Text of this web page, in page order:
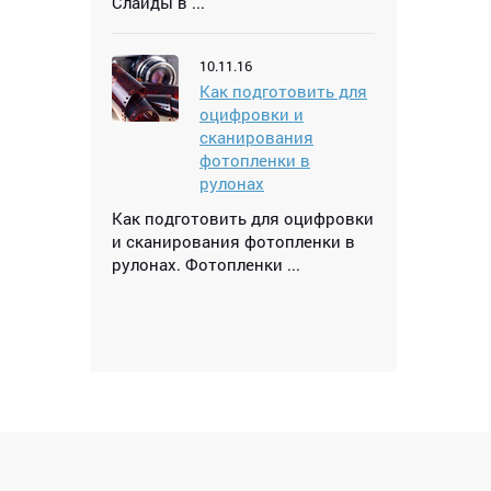
10.11.16
Как подготовить для
оцифровки и
сканирования
фотопленки в
рулонах
Как подготовить для оцифровки
и сканирования фотопленки в
рулонах. Фотопленки ...